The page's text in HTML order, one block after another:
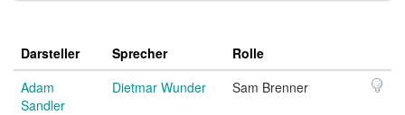
Darsteller Sprecher
Rolle
Adam
Sandler
Dietmar Wunder Sam Brenner